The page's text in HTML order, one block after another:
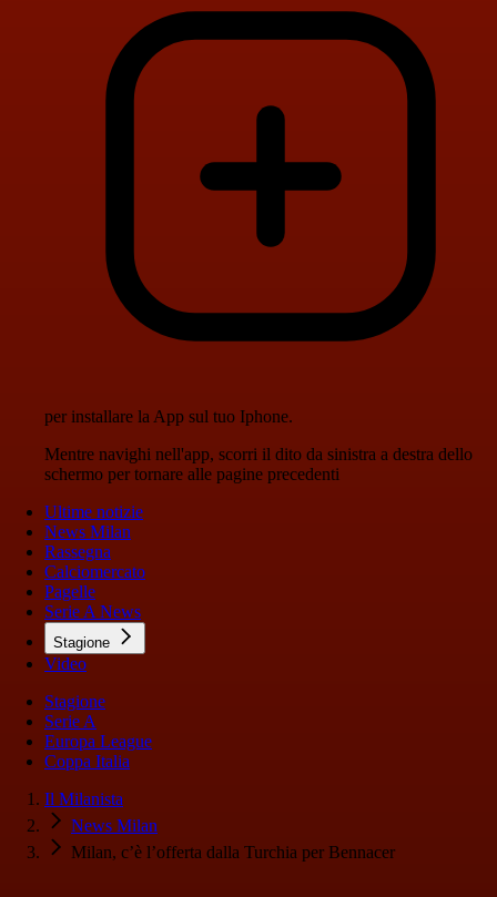
per installare la App sul tuo Iphone.
Mentre navighi nell'app, scorri il dito da sinistra a destra dello
schermo per tornare alle pagine precedenti
Ultime notizie
News Milan
Rassegna
Calciomercato
Pagelle
Serie A News
Stagione
Video
Stagione
Serie A
Europa League
Coppa Italia
Il Milanista
News Milan
Milan, c’è l’offerta dalla Turchia per Bennacer